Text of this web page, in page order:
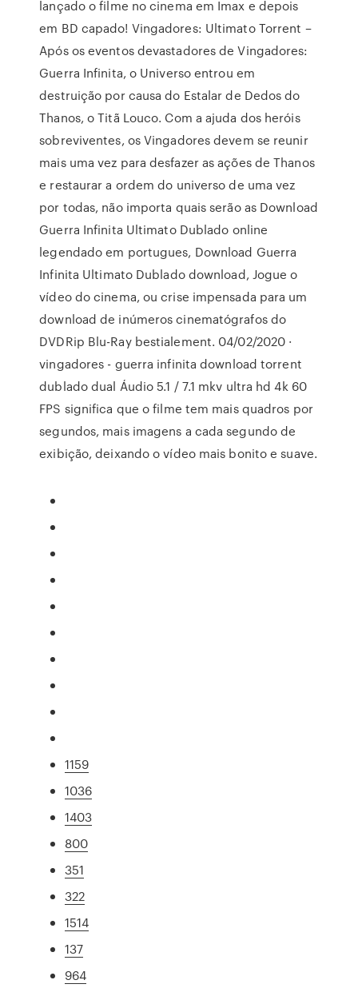
lançado o filme no cinema em Imax e depois
em BD capado! Vingadores: Ultimato Torrent –
Após os eventos devastadores de Vingadores:
Guerra Infinita, o Universo entrou em
destruição por causa do Estalar de Dedos do
Thanos, o Titã Louco. Com a ajuda dos heróis
sobreviventes, os Vingadores devem se reunir
mais uma vez para desfazer as ações de Thanos
e restaurar a ordem do universo de uma vez
por todas, não importa quais serão as Download
Guerra Infinita Ultimato Dublado online
legendado em portugues, Download Guerra
Infinita Ultimato Dublado download, Jogue o
vídeo do cinema, ou crise impensada para um
download de inúmeros cinematógrafos do
DVDRip Blu-Ray bestialement. 04/02/2020 ·
vingadores - guerra infinita download torrent
dublado dual Áudio 5.1 / 7.1 mkv ultra hd 4k 60
FPS significa que o filme tem mais quadros por
segundos, mais imagens a cada segundo de
exibição, deixando o vídeo mais bonito e suave.
1159
1036
1403
800
351
322
1514
137
964